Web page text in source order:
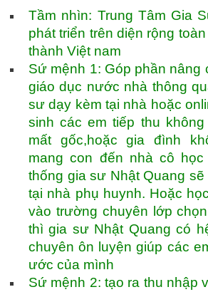
Tầm nhìn: Trung Tâm Gia
phát triển trên diện rộng
thành Việt nam
Sứ mệnh 1: Góp phần nâng
giáo dục nước nhà thông
sư dạy kèm tại nhà hoặc
sinh các em tiếp thu
mất gốc,hoặc gia đình
mang con đến nhà cô
thống gia sư Nhật Quang sẽ
tại nhà phụ huynh. Hoặc
vào trường chuyên lớp
thì gia sư Nhật Quang có
chuyên ôn luyện giúp các
ước của mình
Sứ mệnh 2: tạo ra thu nhập